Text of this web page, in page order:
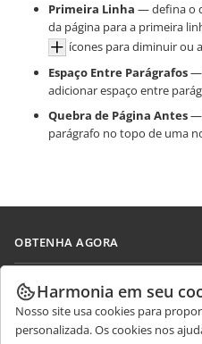
Primeira Linha — defina o
da página para a primeira
ícones para diminuir ou
Espaço Entre Parágrafos—
adicionar espaço entre
Quebra de Página Antes—
parágrafo no topo de uma
OBTENHA AGORA
Docs
DocSpace
Workspace
COLABORAR
Para colaboradores
RECEBA NOTÍCIAS
Harmonia em seu
Nosso site usa cookies para
personalizada. Os cookies nos